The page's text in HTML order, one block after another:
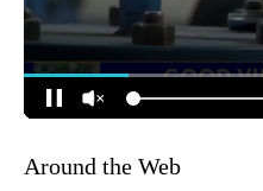
Around the Web